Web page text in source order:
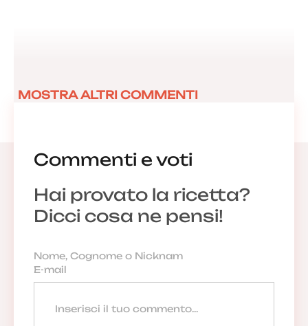
Commenti e voti
Hai provato la ricetta?
Dicci cosa ne pensi!
MOSTRA ALTRI COMMENTI